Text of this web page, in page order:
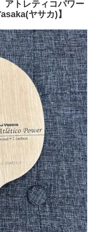
アトレティコパワー
ヤサカ)】